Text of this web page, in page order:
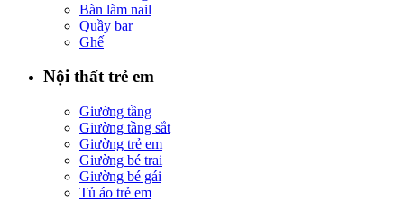
Bàn làm nail
Quầy bar
Ghế
Nội thất trẻ em
Giường tầng
Giường tầng sắt
Giường trẻ em
Giường bé trai
Giường bé gái
Tủ áo trẻ em